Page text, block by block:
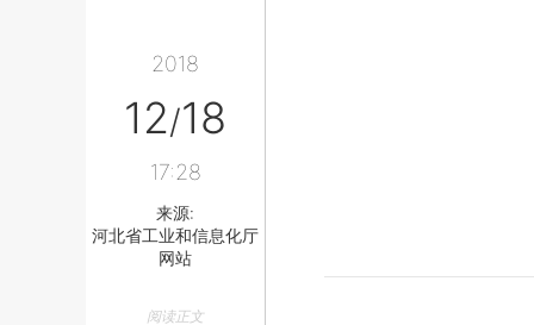
2018
12/18
17:28
来源:
河北省工业和信息化厅
网站
阅读正文